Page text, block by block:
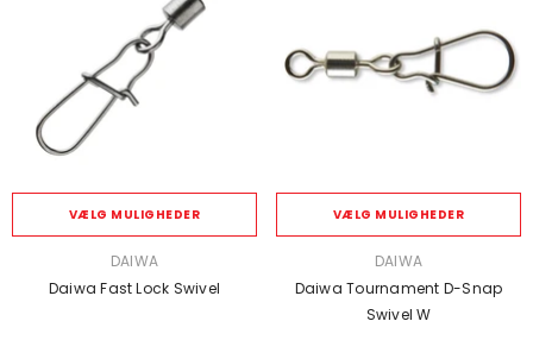
VÆLG MULIGHEDER
DAIWA
Daiwa Fast Lock Swivel
VÆLG MULIGHEDER
DAIWA
Daiwa Tournament D-Snap
Swivel W